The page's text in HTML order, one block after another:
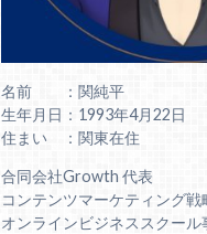
名前 ：関純平
生年月日：1993年4月22日
住まい ：関東在住
合同会社Growth 代表
コンテンツマーケティング戦
オンラインビジネススクール